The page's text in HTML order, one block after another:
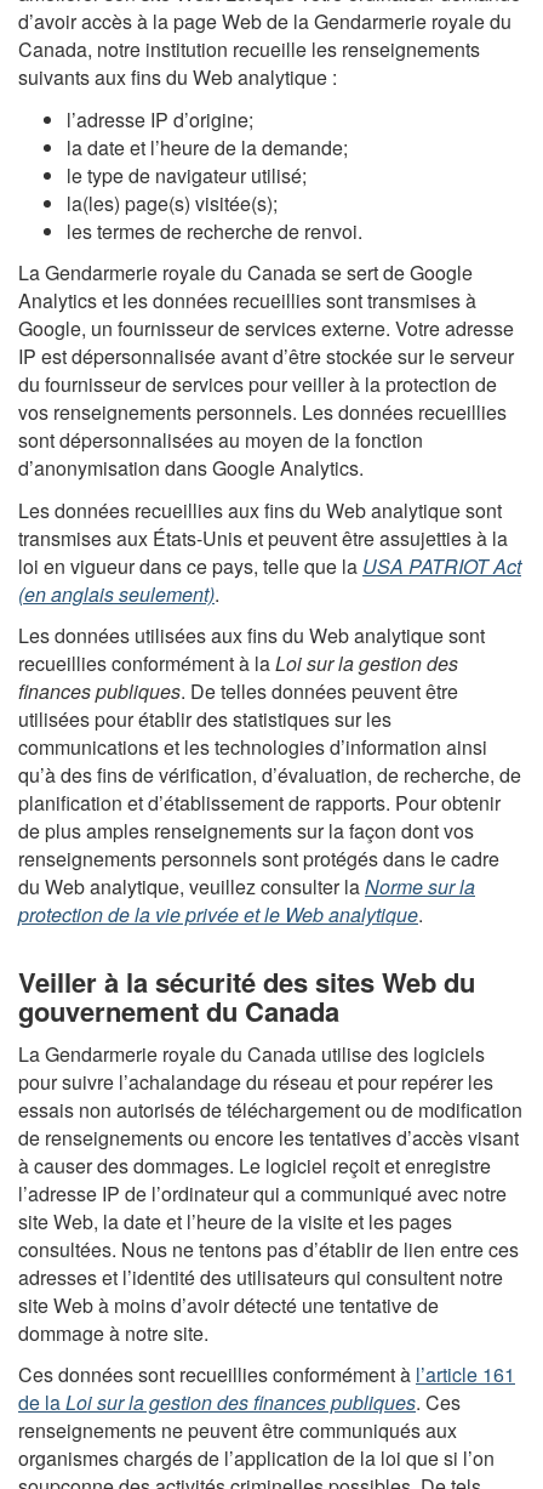
d’avoir accès à la page Web de la Gendarmerie royale du
Canada, notre institution recueille les renseignements
suivants aux fins du Web analytique :
l’adresse IP d’origine;
la date et l’heure de la demande;
le type de navigateur utilisé;
la(les) page(s) visitée(s);
les termes de recherche de renvoi.
La Gendarmerie royale du Canada se sert de Google
Analytics et les données recueillies sont transmises à
Google, un fournisseur de services externe. Votre adresse
IP est dépersonnalisée avant d’être stockée sur le serveur
du fournisseur de services pour veiller à la protection de
vos renseignements personnels. Les données recueillies
sont dépersonnalisées au moyen de la fonction
d’anonymisation dans Google Analytics.
Les données recueillies aux fins du Web analytique sont
transmises aux États-Unis et peuvent être assujetties à la
loi en vigueur dans ce pays, telle que la USA PATRIOT Act
(en anglais seulement).
Les données utilisées aux fins du Web analytique sont
recueillies conformément à laLoi sur la gestion des
finances publiques. De telles données peuvent être
utilisées pour établir des statistiques sur les
communications et les technologies d’information ainsi
qu’à des fins de vérification, d’évaluation, de recherche, de
planification et d’établissement de rapports. Pour obtenir
de plus amples renseignements sur la façon dont vos
renseignements personnels sont protégés dans le cadre
du Web analytique, veuillez consulter laNorme sur la
protection de la vie privée et le Web analytique.
Veiller à la sécurité des sites Web du
gouvernement du Canada
La Gendarmerie royale du Canada utilise des logiciels
pour suivre l’achalandage du réseau et pour repérer les
essais non autorisés de téléchargement ou de modification
de renseignements ou encore les tentatives d’accès visant
à causer des dommages. Le logiciel reçoit et enregistre
l’adresse IP de l’ordinateur qui a communiqué avec notre
site Web, la date et l’heure de la visite et les pages
consultées. Nous ne tentons pas d’établir de lien entre ces
adresses et l’identité des utilisateurs qui consultent notre
site Web à moins d’avoir détecté une tentative de
dommage à notre site.
Ces données sont recueillies conformément à l’article 161
de laLoi sur la gestion des finances publiques. Ces
renseignements ne peuvent être communiqués aux
organismes chargés de l’application de la loi que si l’on